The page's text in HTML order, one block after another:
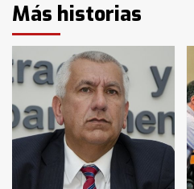
Más historias